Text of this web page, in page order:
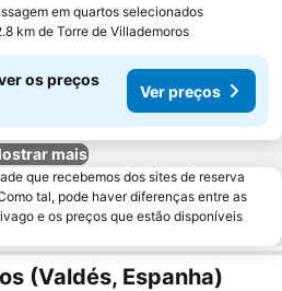
em quartos selecionados
km de Torre de Villademoros
os preços
Ver preços
mais
que recebemos dos sites de reserva
tal, pode haver diferenças entre as
e os preços que estão disponíveis
(Valdés, Espanha)